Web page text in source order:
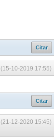
Citar
(15-10-2019 17:55)
Citar
(21-12-2020 15:45)